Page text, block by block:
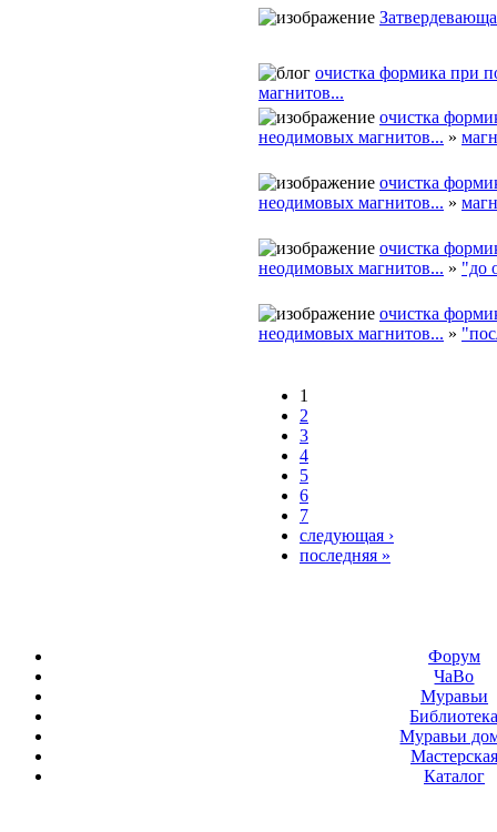
очистка формика при
магнитов...
очистка
неодимовых магнитов... »
очистка
неодимовых магнитов... »
очистка
неодимовых магнитов... » "до
очистка
неодимовых магнитов... »
1
2
3
4
5
6
7
следующая ›
последняя »
Форум
ЧаВо
Муравьи
Муравьи
Мастерская
Каталог